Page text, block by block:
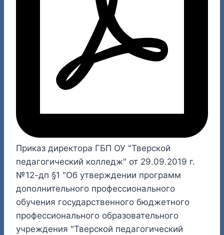
Приказ директора ГБП ОУ "Тверской
педагогический колледж" от 29.09.2019 г.
№12-дп §1 "Об утверждении программ
дополнительного профессионального
обучения государственного бюджетного
профессионального образовательного
учреждения "Тверской педагогический